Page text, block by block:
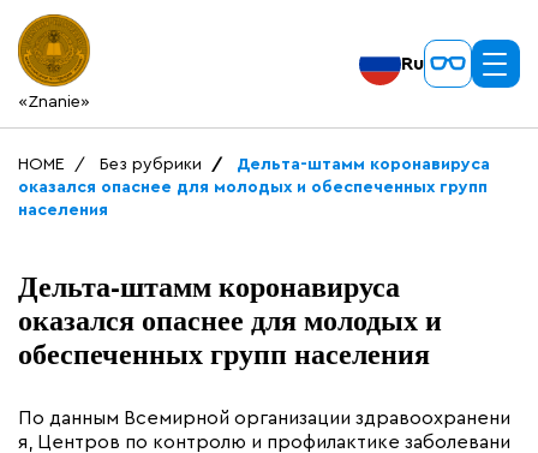
«Znanie»
Ru
HOME Без рубрики
Дельта-штамм коронавируса
оказался опаснее для молодых и обеспеченных групп
населения
Дельта-штамм коронавируса
оказался опаснее для молодых и
обеспеченных групп населения
По данным Всемирной организации здравоохранени
я, Центров по контролю и профилактике заболевани